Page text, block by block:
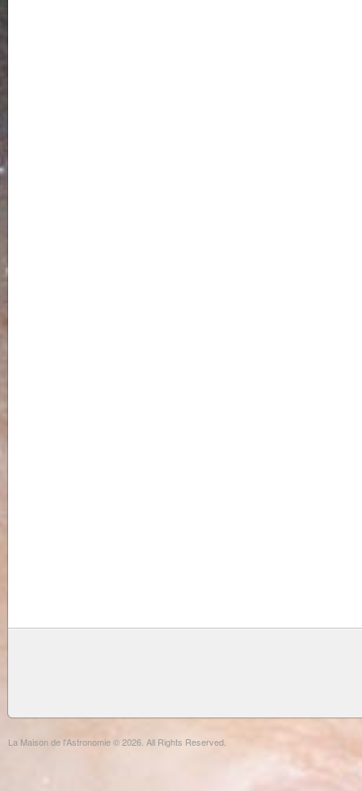
La Maison de l'Astronomie © 2026. All Rights Reserved.